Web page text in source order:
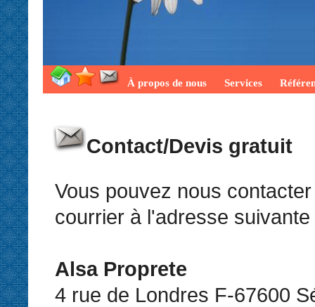
À propos de nous Services
Contact/Devis gratuit
Vous pouvez nous
courrier à l'adresse suivante
Alsa Proprete
4 rue de Londres F-67600